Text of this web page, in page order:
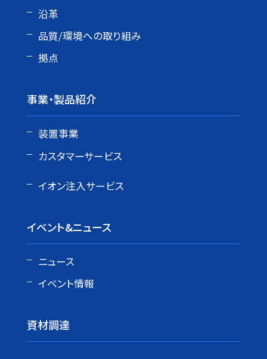
沿革
品質/環境への取り組み
拠点
事業・製品紹介
装置事業
カスタマーサービス
イオン注入サービス
イベント&ニュース
ニュース
イベント情報
資材調達